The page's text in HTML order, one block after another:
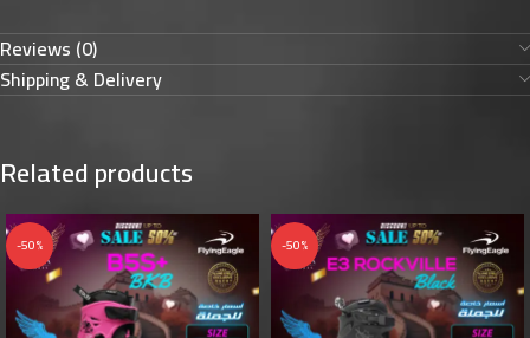
Reviews (0)
Shipping & Delivery
Related products
-50% -50%